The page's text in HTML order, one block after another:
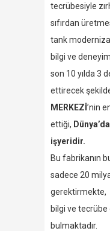
tecrübesiyle
sıfırdan
tank
bilgi ve
son 10 yılda 3
ettirecek
MERKEZİ’nin
ettiği,
işyeridir.
Bu fabrikanın
sadece 20
gerektirmekte,
bilgi ve tecrübe
bulmaktadır.